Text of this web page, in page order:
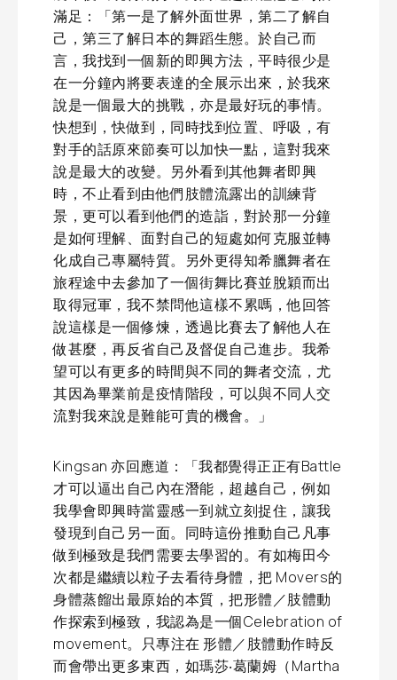
滿足：「第一是了解外面世界，第二了解自
己，第三了解日本的舞蹈生態。於自己而
言，我找到一個新的即興方法，平時很少是
在一分鐘內將要表達的全展示出來，於我來
說是一個最大的挑戰，亦是最好玩的事情。
快想到，快做到，同時找到位置、呼吸，有
對手的話原來節奏可以加快一點，這對我來
說是最大的改變。另外看到其他舞者即興
時，不止看到由他們肢體流露出的訓練背
景，更可以看到他們的造詣，對於那一分鐘
是如何理解、面對自己的短處如何克服並轉
化成自己專屬特質。另外更得知希臘舞者在
旅程途中去參加了一個街舞比賽並脫穎而出
取得冠軍，我不禁問他這樣不累嗎，他回答
說這樣是一個修煉，透過比賽去了解他人在
做甚麼，再反省自己及督促自己進步。我希
望可以有更多的時間與不同的舞者交流，尤
其因為畢業前是疫情階段，可以與不同人交
流對我來說是難能可貴的機會。」
Kingsan 亦回應道：「我都覺得正正有Battle
才可以逼出自己內在潛能，超越自己，例如
我學會即興時當靈感一到就立刻捉住，讓我
發現到自己另一面。同時這份推動自己凡事
做到極致是我們需要去學習的。有如梅田今
次都是繼續以粒子去看待身體，把 Movers的
身體蒸餾出最原始的本質，把形體／肢體動
作探索到極致，我認為是一個Celebration of
movement。只專注在 形體／肢體動作時反
而會帶出更多東西，如瑪莎‧葛蘭姆（Martha